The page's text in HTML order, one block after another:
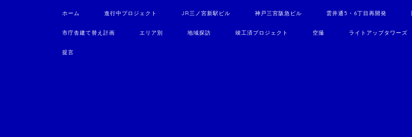
ホーム 進行中プロジェクト JR三ノ宮新駅ビル 神戸三宮阪急ビル 雲井通5・6丁目再開発
市庁舎建て替え計画 エリア別 地域探訪 竣工済プロジェクト 空撮 ライトアップタワーズ
提言